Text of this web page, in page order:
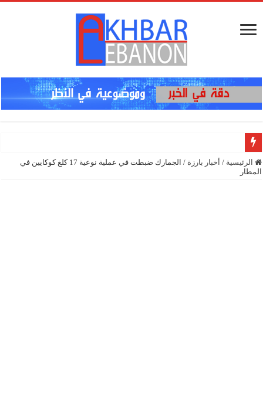
الرئيسية / أخبار بارزة /
الجمارك ضبطت في عملية نوعية 17 كلغ كوكايين في
المطار